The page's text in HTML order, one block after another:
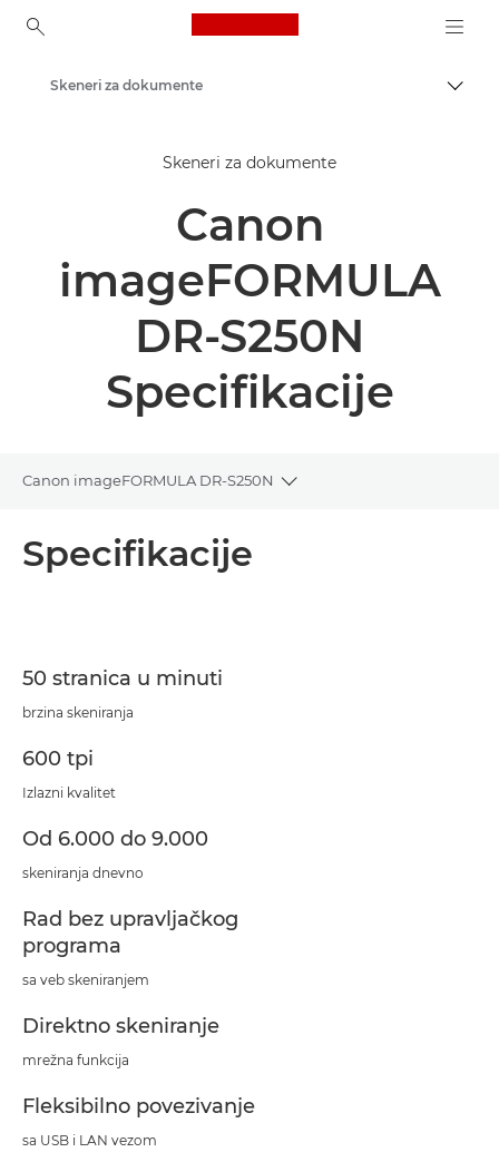
Canon Logo, back to
Skeneri za dokumente
Skeneri za dokumente
Canon
imageFORMULA
DR-S250N
Specifikacije
Canon imageFORMULA DR-S250N
Toggle breadcrumbs
Preuzimanje PDF-a
Specifikacije
50 stranica u minuti
brzina skeniranja
600 tpi
Izlazni kvalitet
Od 6.000 do 9.000
skeniranja dnevno
Rad bez upravljačkog
programa
sa veb skeniranjem
Direktno skeniranje
mrežna funkcija
Fleksibilno povezivanje
sa USB i LAN vezom